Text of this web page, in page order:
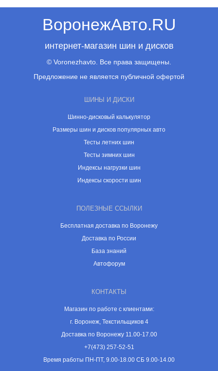
ВоронежАвто.RU
интернет-магазин шин и дисков
© Voronezhavto. Все права защищены.
Предложение не является публичной офертой
ШИНЫ И ДИСКИ
Шинно-дисковый калькулятор
Размеры шин и дисков популярных авто
Тесты летних шин
Тесты зимних шин
Индексы нагрузки шин
Индексы скорости шин
ПОЛЕЗНЫЕ ССЫЛКИ
Бесплатная доставка по Воронежу
Доставка по России
База знаний
Автофорум
КОНТАКТЫ
Магазин по работе с клиентами:
г. Воронеж, Текстильщиков 4
Доставка по Воронежу 11.00-17.00
+7(473) 257-52-51
Время работы ПН-ПТ, 9.00-18.00 СБ 9.00-14.00